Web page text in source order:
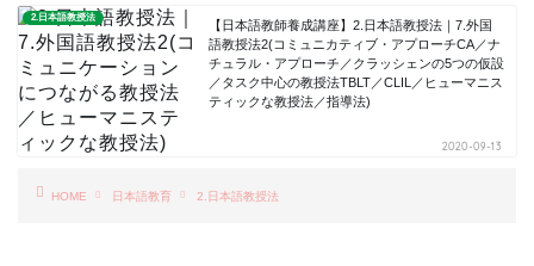
2.日本語教授法
【日本語教師養成講座】2.日本語教授法｜7.外国
語教授法2(コミュニカティブ・アプローチCA／ナ
チュラル・アプローチ／クラッシェンの5つの仮設
／タスク中心の教授法TBLT／CLIL／ヒューマニス
ティックな教授法／指導法)
2020-09-13
HOME 日本語教育 2.日本語教授法